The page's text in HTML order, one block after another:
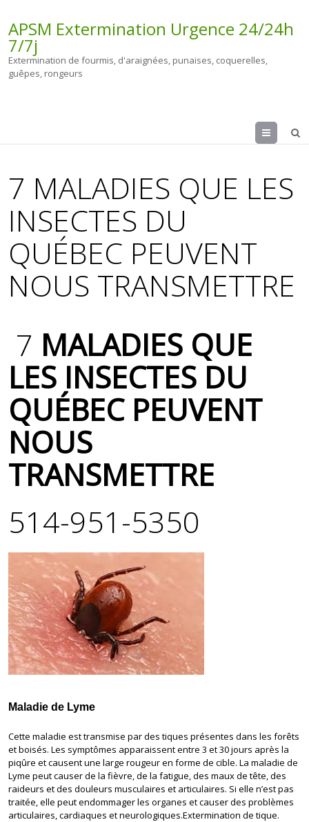
APSM Extermination Urgence 24/24h
7/7j
Extermination de fourmis, d'araignées, punaises, coquerelles,
guêpes, rongeurs
Menu
7 MALADIES QUE LES
INSECTES DU
QUÉBEC PEUVENT
NOUS TRANSMETTRE
7 MALADIES QUE
LES INSECTES DU
QUÉBEC PEUVENT
NOUS
TRANSMETTRE
514-951-5350
Maladie de Lyme
Cette maladie est transmise par des tiques présentes dans les forêts
et boisés. Les symptômes apparaissent entre 3 et 30 jours après la
piqûre et causent une large rougeur en forme de cible. La maladie de
Lyme peut causer de la fièvre, de la fatigue, des maux de tête, des
raideurs et des douleurs musculaires et articulaires. Si elle n’est pas
traitée, elle peut endommager les organes et causer des problèmes
articulaires, cardiaques et neurologiques.Extermination de tique.